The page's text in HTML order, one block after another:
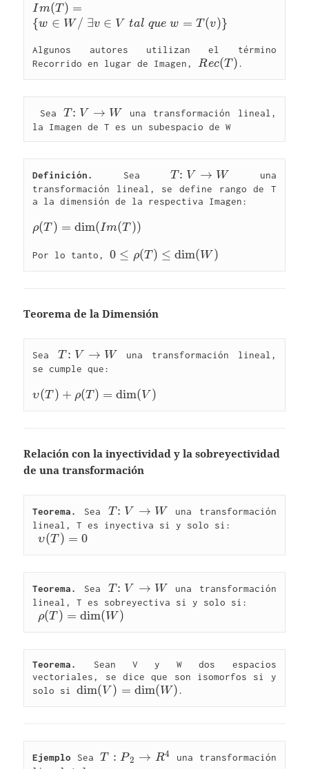
{Im}
(T)=\left\
W/\text{
}\exists
v\in
V\text{
}tal\text{
}que\text{
}w=T(v)
Im(T ) =
{w ∈ W / ∃v ∈ V tal que w = T (v)}
Algunos autores utilizan el término
Recorrido en lugar de Imagen, Rec(T)
Rec(T )
Sea T{:}\
V\rightarrow
W
T : V → W
una transformación lineal,
Definición. Sea T{:}\
V\rightarrow
W
T : V → W
una
transformación lineal, se define rango de T
a la dimensión de la respectiva Imagen:
\rho
(T))
ρ(T ) = dim(Im(T ))
Por lo tanto, 0\le \rho
(T)\le
0 ≤ ρ(T ) ≤ dim( W )
Teorema de la Dimensión
Sea T{:}\
V\rightarrow
T : V → W
una transformación lineal,
se cumple que:
\upsilon(T) +
\rho(T)=\dim(V)
υ(T ) + ρ(T ) = dim( V )
Relación con la inyectividad y la sobreyectividad
de una transformación
Teorema. Sea T{:}\
V\rightarrow
T : V → W
una transformación
lineal, T es inyectiva si y solo si:
\upsilon(T)
= 0
υ(T ) = 0
Teorema. Sea T{:}\
V\rightarrow
W
T : V → W
una transformación
lineal, T es sobreyectiva si y solo si:
\rho(T)
=
ρ(T ) = dim( W )
Teorema.
Sean V y W dos espacios
vectoriales, se dice que son isomorfos si y
solo si \dim(V)
=
dim( V ) = dim( W )
Ejemplo Sea T:
T : P2 → R4
una transformación